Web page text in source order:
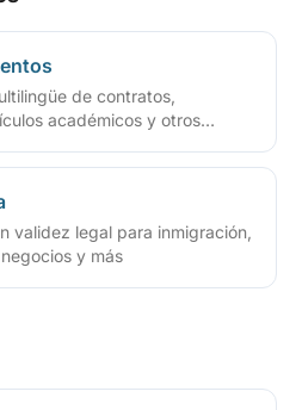
de contratos,
académicos y otros
validez legal para inmigración,
y más